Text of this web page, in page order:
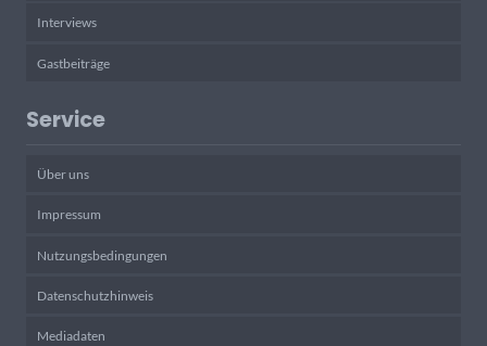
Interviews
Gastbeiträge
Service
Über uns
Impressum
Nutzungsbedingungen
Datenschutzhinweis
Mediadaten